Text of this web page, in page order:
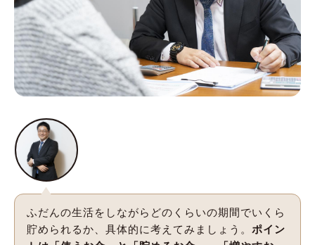
ふだんの生活をしながらどのくらいの期間でいくら
貯められるか、具体的に考えてみましょう。 ポイン